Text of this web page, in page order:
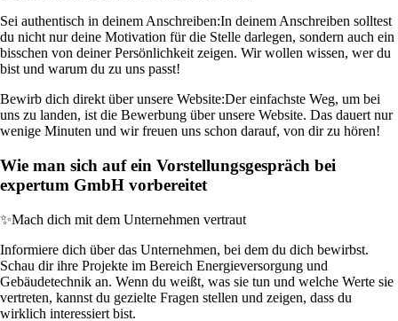
Sei authentisch in deinem Anschreiben:In deinem Anschreiben solltest
du nicht nur deine Motivation für die Stelle darlegen, sondern auch ein
bisschen von deiner Persönlichkeit zeigen. Wir wollen wissen, wer du
bist und warum du zu uns passt!
Bewirb dich direkt über unsere Website:Der einfachste Weg, um bei
uns zu landen, ist die Bewerbung über unsere Website. Das dauert nur
wenige Minuten und wir freuen uns schon darauf, von dir zu hören!
Wie man sich auf ein Vorstellungsgespräch bei
expertum GmbH vorbereitet
✨Mach dich mit dem Unternehmen vertraut
Informiere dich über das Unternehmen, bei dem du dich bewirbst.
Schau dir ihre Projekte im Bereich Energieversorgung und
Gebäudetechnik an. Wenn du weißt, was sie tun und welche Werte sie
vertreten, kannst du gezielte Fragen stellen und zeigen, dass du
wirklich interessiert bist.